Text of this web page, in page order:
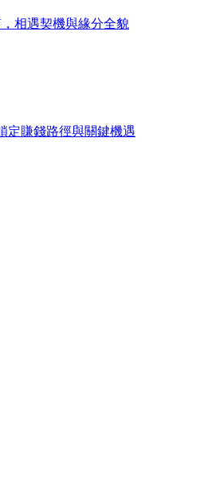
相遇契機與緣分全貌
定賺錢路徑與關鍵機遇